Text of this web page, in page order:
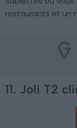
restaurants et un
11. Joli T2